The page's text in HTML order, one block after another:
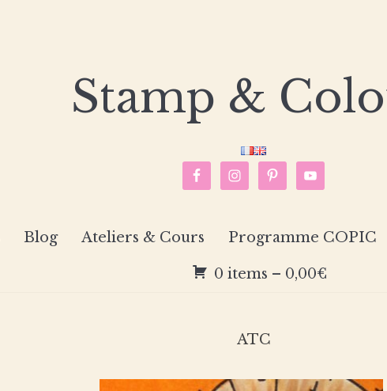
Stamp &
Blog Ateliers & Cours Programme COPIC
0 items – 0,00€
ATC